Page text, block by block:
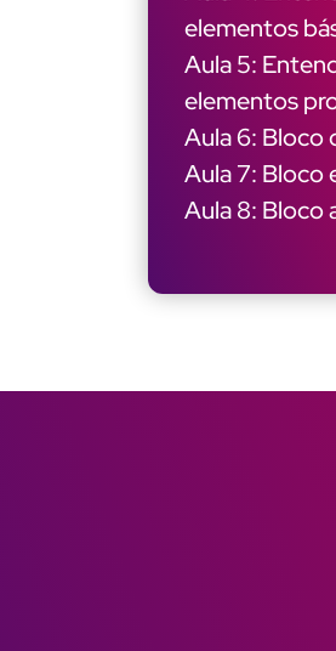
elementos
Aula 5:
elementos
Aula 6: Bloco
Aula 7: Bloco
Aula 8: Bloco